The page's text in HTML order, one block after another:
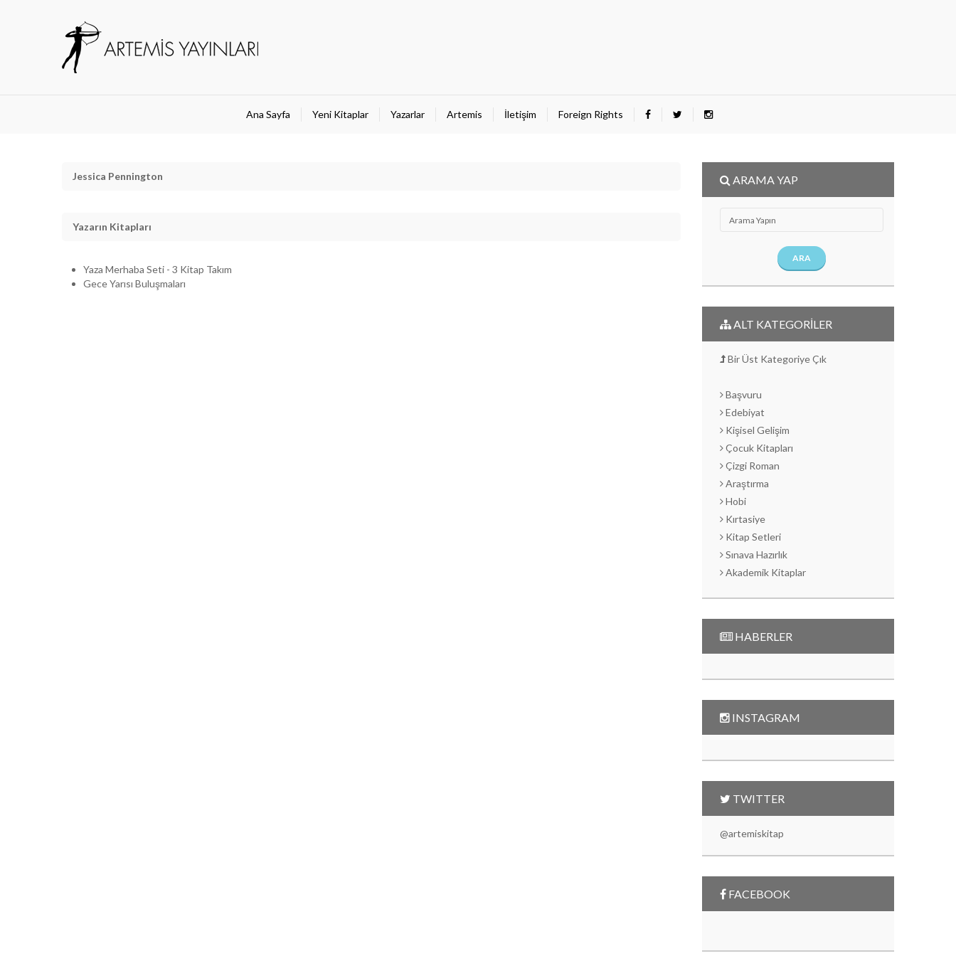
Ana Sayfa Yeni Kitaplar Yazarlar Artemis İletişim Foreign Rights
Jessica Pennington
Yazarın Kitapları
Yaza Merhaba Seti - 3 Kitap Takım
Gece Yarısı Buluşmaları
ARAMA YAP
ARA
ALT KATEGORİLER
Bir Üst Kategoriye Çık
Başvuru
Edebiyat
Kişisel Gelişim
Çocuk Kitapları
Çizgi Roman
Araştırma
Hobi
Kırtasiye
Kitap Setleri
Sınava Hazırlık
Akademik Kitaplar
HABERLER
INSTAGRAM
TWITTER
@artemiskitap
FACEBOOK